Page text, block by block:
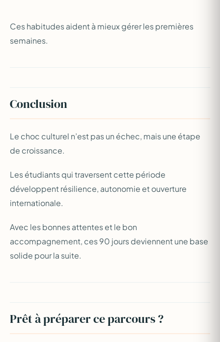
Ces habitudes aident à mieux gérer les premières
semaines.
Conclusion
Le choc culturel n’est pas un échec, mais une étape
de croissance.
Les étudiants qui traversent cette période
développent résilience, autonomie et ouverture
internationale.
Avec les bonnes attentes et le bon
accompagnement, ces 90 jours deviennent une base
solide pour la suite.
Prêt à préparer ce parcours ?